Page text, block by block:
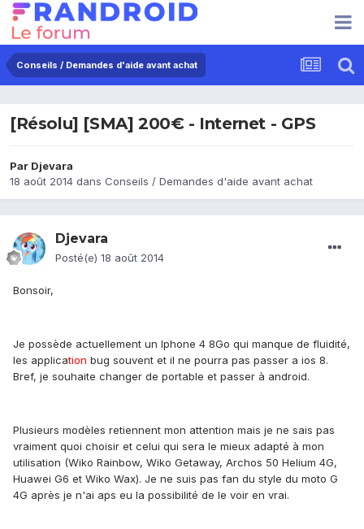
Conseils / Demandes d'aide avant achat
[Résolu] [SMA] 200€ - Internet - GPS
Par Djevara
18 août 2014 dans Conseils / Demandes d'aide avant achat
Djevara
Posté(e) 18 août 2014
Bonsoir,
Je possède actuellement un Iphone 4 8Go qui manque de fluidité,
les application bug souvent et il ne pourra pas passer a ios 8.
Bref, je souhaite changer de portable et passer à android.
Plusieurs modèles retiennent mon attention mais je ne sais pas
vraiment quoi choisir et celui qui sera le mieux adapté à mon
utilisation (Wiko Rainbow, Wiko Getaway, Archos 50 Helium 4G,
Huawei G6 et Wiko Wax). Je ne suis pas fan du style du moto G
4G après je n'ai aps eu la possibilité de le voir en vrai.